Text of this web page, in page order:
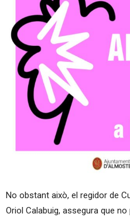
No obstant això, el regidor de
Oriol Calabuig, assegura que